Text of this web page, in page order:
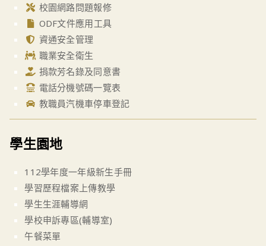
校園網路問題報修
ODF文件應用工具
資通安全管理
職業安全衛生
捐款芳名錄及同意書
電話分機號碼一覽表
教職員汽機車停車登記
學生園地
112學年度一年級新生手冊
學習歷程檔案上傳教學
學生生涯輔導網
學校申訴專區(輔導室)
午餐菜單